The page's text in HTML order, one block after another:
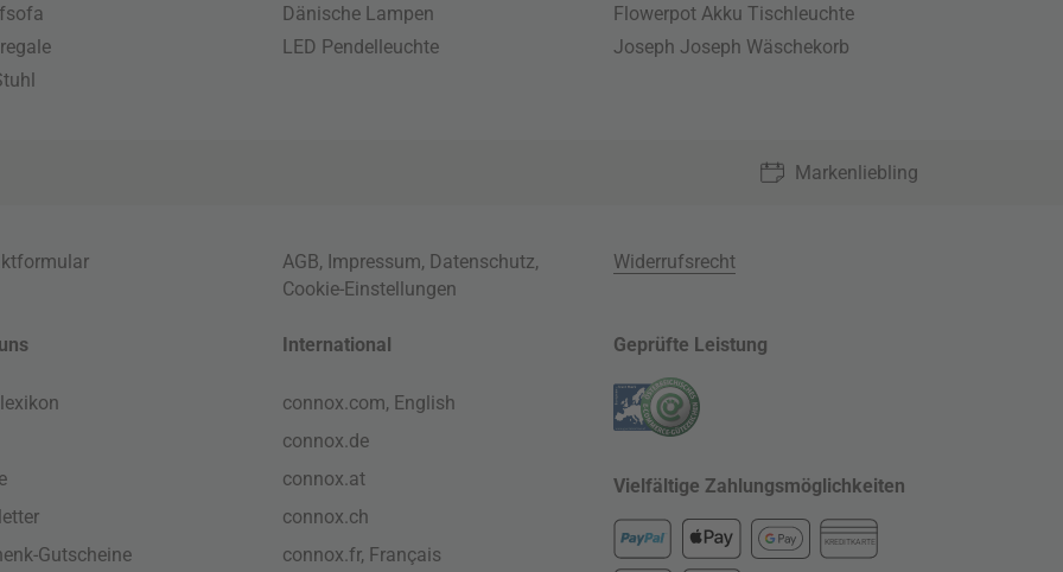
Dänische Lampen
LED Pendelleuchte
Flowerpot Akku Tischleuchte
Joseph Joseph Wäschekorb
Markenliebling
AGB, Impressum, Datenschutz,
Cookie-Einstellungen
Widerrufsrecht
Gutscheine
International
connox.com, English
connox.de
connox.at
connox.ch
connox.fr, Français
Geprüfte Leistung
Vielfältige Zahlungsmöglichkeiten
KREDITKARTE